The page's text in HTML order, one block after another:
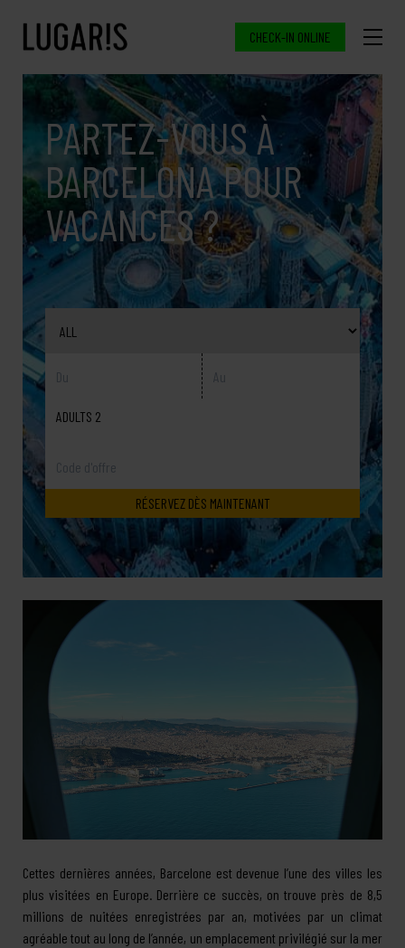
CHECK-IN ONLINE
PARTEZ-VOUS À
BARCELONA POUR
VACANCES ?
ADULTS 2
Cettes dernières années, Barcelone est devenue l’une des villes les
plus visitées en Europe. Derrière ce succès, on trouve près de 8,5
millions de nuitées enregistrées par an, motivées par un climat
agréable tout au long de l’année, un emplacement privilégié sur la mer